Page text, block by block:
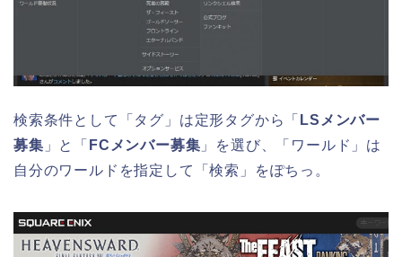
検索条件として「タグ」は定形タグから「 LSメンバー
募集 」と「 FCメンバー募集 」を選び、「ワールド」は
自分のワールドを指定して「検索」をぽちっ。